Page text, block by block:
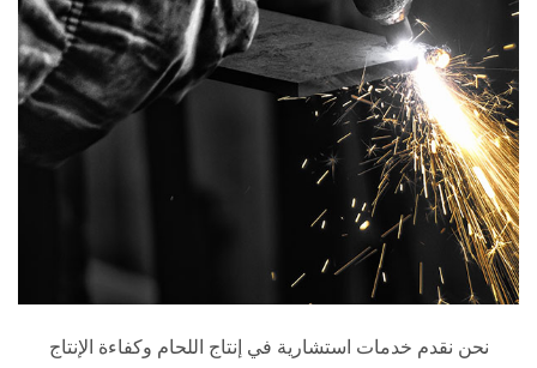
نحن نقدم خدمات استشارية في إنتاج اللحام وكفاءة الإنتاج